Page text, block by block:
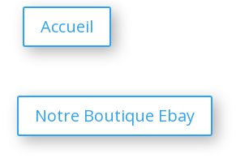
Accueil
Notre Boutique Ebay